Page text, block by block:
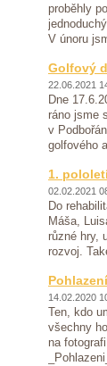
proběhly
V únoru
Golfový
22.06.2021
Dne
ráno jsme
v
golfového
1.
02.02.2021
Do
Máša,
různé hry,
rozvoj.
Pohlazení
14.02.2020
Ten, kdo
všechny
na